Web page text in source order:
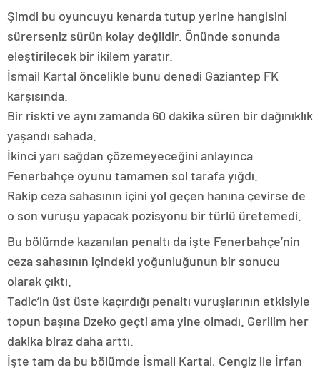
Şimdi bu oyuncuyu kenarda tutup yerine hangisini
sürerseniz sürün kolay değildir. Önünde sonunda
eleştirilecek bir ikilem yaratır.
İsmail Kartal öncelikle bunu denedi Gaziantep FK
karşısında.
Bir riskti ve aynı zamanda 60 dakika süren bir dağınıklık
yaşandı sahada.
İkinci yarı sağdan çözemeyeceğini anlayınca
Fenerbahçe oyunu tamamen sol tarafa yığdı.
Rakip ceza sahasının içini yol geçen hanına çevirse de
o son vuruşu yapacak pozisyonu bir türlü üretemedi.
Bu bölümde kazanılan penaltı da işte Fenerbahçe’nin
ceza sahasının içindeki yoğunluğunun bir sonucu
olarak çıktı.
Tadic’in üst üste kaçırdığı penaltı vuruşlarının etkisiyle
topun başına Dzeko geçti ama yine olmadı. Gerilim her
dakika biraz daha arttı.
İşte tam da bu bölümde İsmail Kartal, Cengiz ile İrfan